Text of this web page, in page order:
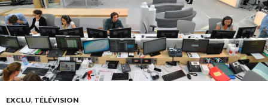
EXCLU, TÉLÉVISION